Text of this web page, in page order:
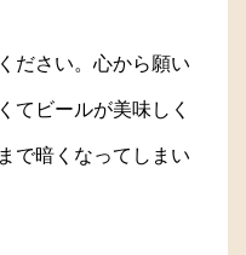
ださい。心から願い
てビールが美味しく
で暗くなってしまい